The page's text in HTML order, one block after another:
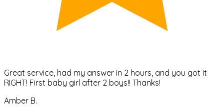
Great service, had my answer in 2 hours, and you got it
RIGHT! First baby girl after 2 boys!! Thanks!
Amber B.